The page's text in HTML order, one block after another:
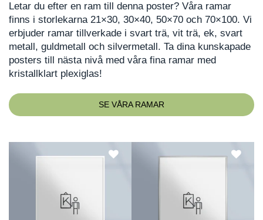
Letar du efter en ram till denna poster? Våra ramar
finns i storlekarna 21×30, 30×40, 50×70 och 70×100. Vi
erbjuder ramar tillverkade i svart trä, vit trä, ek, svart
metall, guldmetall och silvermetall. Ta dina kunskapade
posters till nästa nivå med våra fina ramar med
kristallklart plexiglas!
SE VÅRA RAMAR